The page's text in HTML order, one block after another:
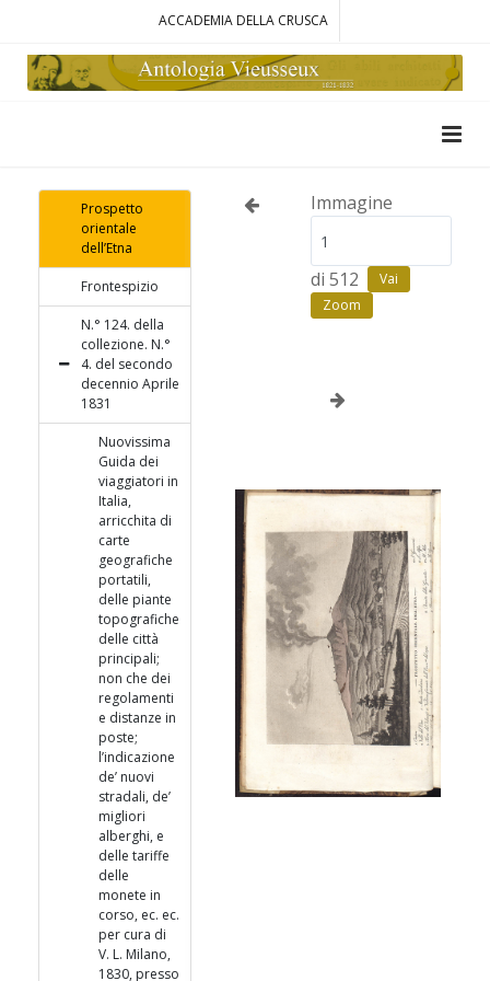
ACCADEMIA DELLA CRUSCA
Prospetto
orientale
dell’Etna
Frontespizio
N.° 124. della
collezione. N.°
4. del secondo
decennio Aprile
1831
Nuovissima
Guida dei
viaggiatori in
Italia,
arricchita di
carte
geografiche
portatili,
delle piante
topografiche
delle città
principali;
non che dei
regolamenti
e distanze in
poste;
l’indicazione
de’ nuovi
stradali, de’
migliori
alberghi, e
delle tariffe
delle
monete in
corso, ec. ec.
per cura di
V. L. Milano,
1830, presso
Immagine
di 512
Vai
Zoom